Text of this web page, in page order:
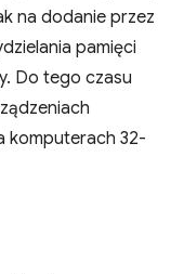
na dodanie przez
pamięci
Do tego czasu
komputerach 32-